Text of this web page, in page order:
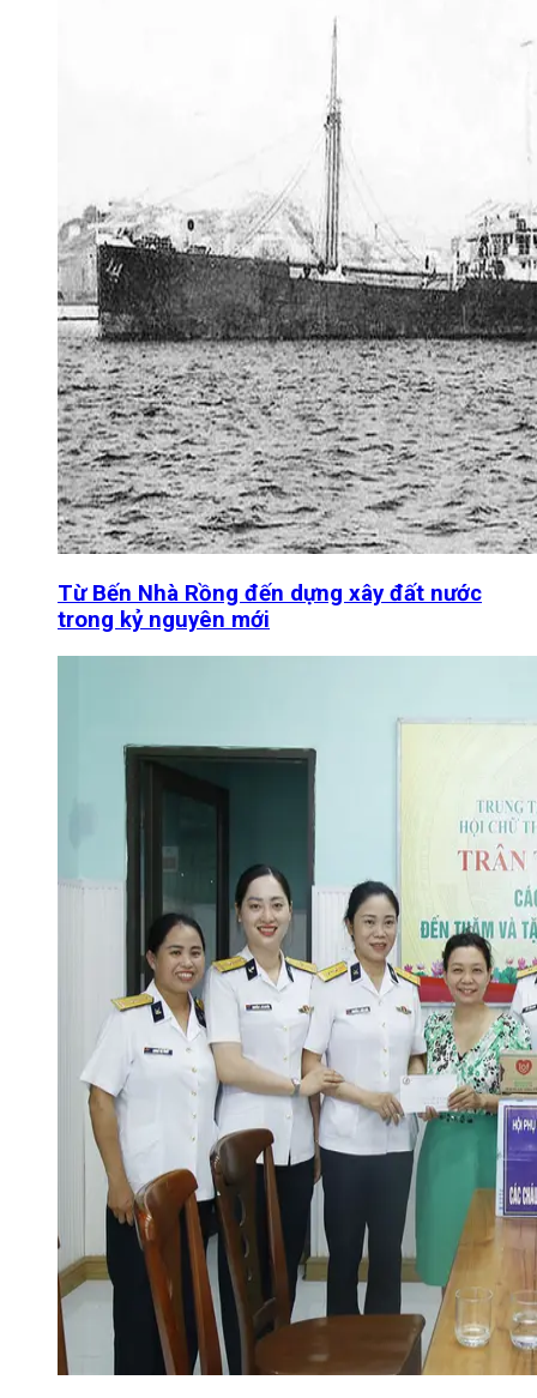
Từ Bến Nhà Rồng đến dựng xây đất nước
trong kỷ nguyên mới